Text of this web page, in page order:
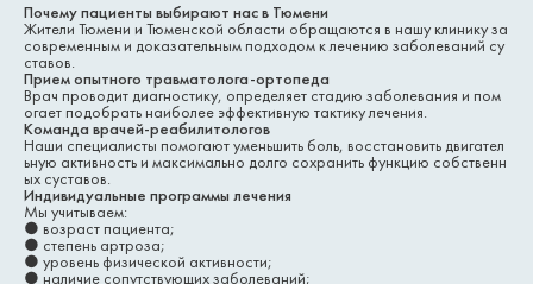
Почему пациенты выбирают нас в Тюмени
Жители Тюмени и Тюменской области обращаются в нашу клинику за
современным и доказательным подходом к лечению заболеваний су
ставов.
Прием опытного травматолога-ортопеда
Врач проводит диагностику, определяет стадию заболевания и пом
огает подобрать наиболее эффективную тактику лечения.
Команда врачей-реабилитологов
Наши специалисты помогают уменьшить боль, восстановить двигател
ьную активность и максимально долго сохранить функцию собственн
ых суставов.
Индивидуальные программы лечения
Мы учитываем:
● возраст пациента;
● степень артроза;
● уровень физической активности;
● наличие сопутствующих заболеваний;